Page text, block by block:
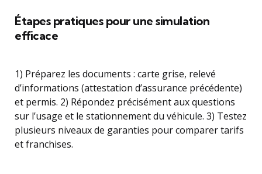
Étapes pratiques pour une simulation
efficace
1) Préparez les documents : carte grise, relevé
d’informations (attestation d’assurance précédente)
et permis. 2) Répondez précisément aux questions
sur l’usage et le stationnement du véhicule. 3) Testez
plusieurs niveaux de garanties pour comparer tarifs
et franchises.